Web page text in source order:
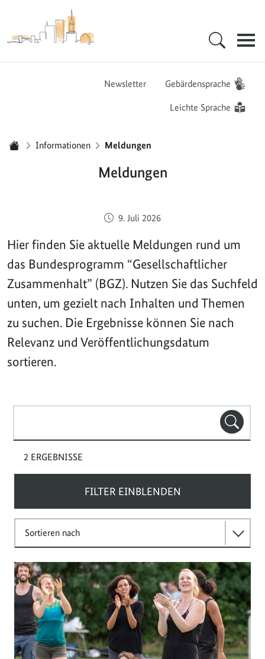
Zur Startseite - BGZ - Bundesamt für Migration und Flüchtlinge
Newsletter Gebärdensprache
Leichte Sprache
Informationen Meldungen
Meldungen
Veröffentlicht am:
9. Juli 2026
Hier finden Sie aktuelle Meldungen rund um
das Bundesprogramm “Gesellschaftlicher
Zusammenhalt” (BGZ). Nutzen Sie das Suchfeld
unten, um gezielt nach Inhalten und Themen
zu suchen. Die Ergebnisse können Sie nach
Relevanz und Veröffentlichungsdatum
sortieren.
2 ERGEBNISSE
FILTER EINBLENDEN
Sortieren nach